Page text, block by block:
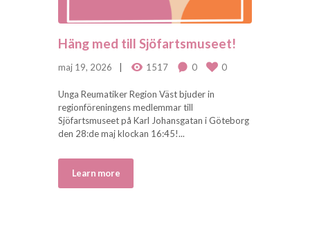
Häng med till Sjöfartsmuseet!
maj 19, 2026 1517 0 0
Unga Reumatiker Region Väst bjuder in
regionföreningens medlemmar till
Sjöfartsmuseet på Karl Johansgatan i Göteborg
den 28:de maj klockan 16:45!...
Learn more